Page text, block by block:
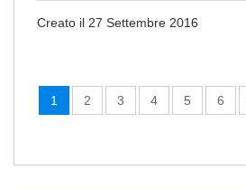
Creato il 27 Settembre 2016
1 2 3 4 5 6